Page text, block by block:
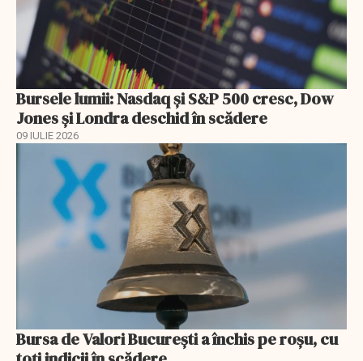
Bursele lumii: Nasdaq și S&P 500 cresc, Dow
Jones și Londra deschid în scădere
09 IULIE 2026
Bursa de Valori București a închis pe roșu, cu